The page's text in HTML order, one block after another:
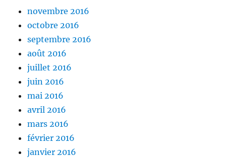
novembre 2016
octobre 2016
septembre 2016
août 2016
juillet 2016
juin 2016
mai 2016
avril 2016
mars 2016
février 2016
janvier 2016